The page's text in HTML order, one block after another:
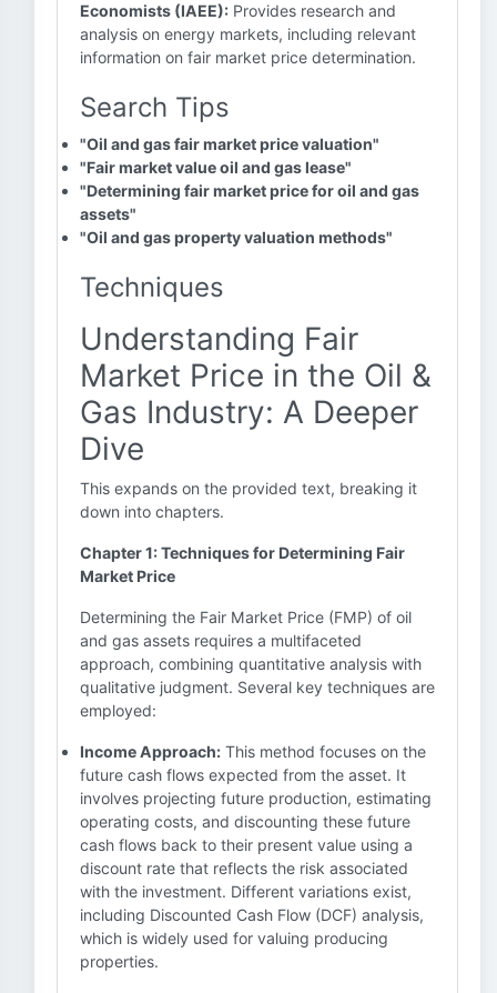
Economists (IAEE): Provides research and
analysis on energy markets, including relevant
information on fair market price determination.
Search Tips
"Oil and gas fair market price valuation"
"Fair market value oil and gas lease"
"Determining fair market price for oil and gas
assets"
"Oil and gas property valuation methods"
Techniques
Understanding Fair
Market Price in the Oil &
Gas Industry: A Deeper
Dive
This expands on the provided text, breaking it
down into chapters.
Chapter 1: Techniques for Determining Fair
Market Price
Determining the Fair Market Price (FMP) of oil
and gas assets requires a multifaceted
approach, combining quantitative analysis with
qualitative judgment. Several key techniques are
employed:
Income Approach: This method focuses on the
future cash flows expected from the asset. It
involves projecting future production, estimating
operating costs, and discounting these future
cash flows back to their present value using a
discount rate that reflects the risk associated
with the investment. Different variations exist,
including Discounted Cash Flow (DCF) analysis,
which is widely used for valuing producing
properties.